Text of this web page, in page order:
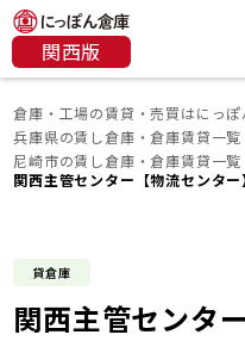
関西版
倉庫・工場の賃貸・売買はにっ
兵庫県の賃し倉庫・倉庫賃貸一覧
尼崎市の賃し倉庫・倉庫賃貸一覧
関西主管センター【物流センター
貸倉庫
関西主管センタ